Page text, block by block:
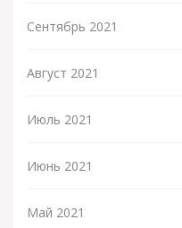
Сентябрь 2021
Август 2021
Июль 2021
Июнь 2021
Май 2021